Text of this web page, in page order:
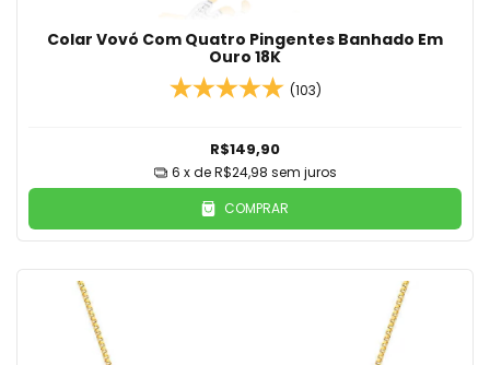
Colar Vovó Com Quatro Pingentes Banhado Em
Ouro 18K
(103)
R$149,90
6 x deR$24,98 sem juros
COMPRAR